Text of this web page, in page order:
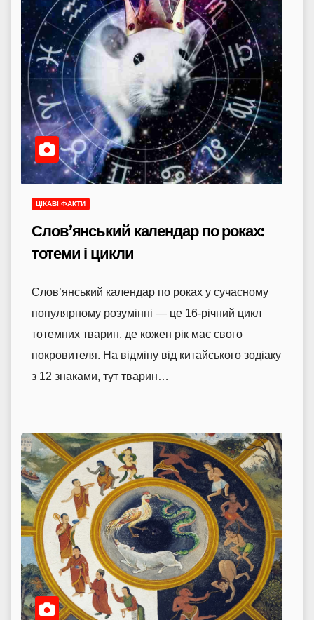
ЦІКАВІ ФАКТИ
Слов’янський календар по роках:
тотеми і цикли
Слов’янський календар по роках у сучасному
популярному розумінні — це 16-річний цикл
тотемних тварин, де кожен рік має свого
покровителя. На відміну від китайського зодіаку
з 12 знаками, тут тварин…